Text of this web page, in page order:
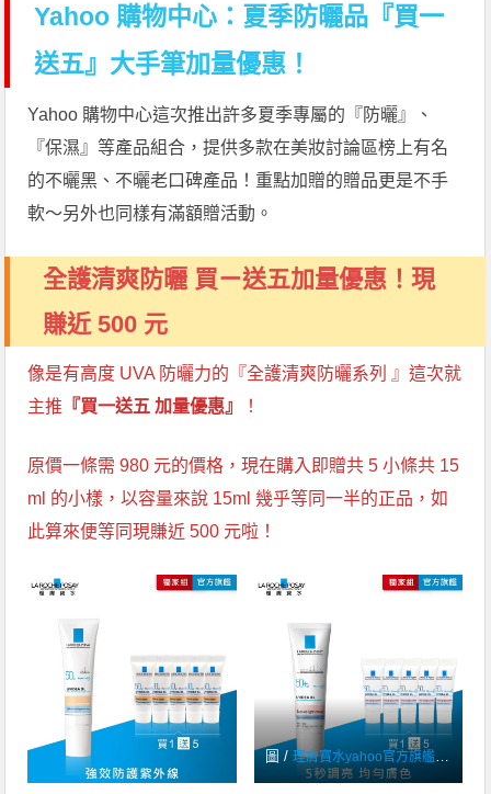
Yahoo 購物中心：夏季防曬品『買一
送五』大手筆加量優惠！
Yahoo 購物中心這次推出許多夏季專屬的『防曬』、
『保濕』等產品組合，提供多款在美妝討論區榜上有名
的不曬黑、不曬老口碑產品！重點加贈的贈品更是不手
軟～另外也同樣有滿額贈活動。
全護清爽防曬 買ㄧ送五加量優惠！現
賺近 500 元
像是有高度 UVA 防曬力的『全護清爽防曬系列 』這次就
主推 『買一送五 加量優惠』 ！
原價一條需 980 元的價格，現在購入即贈共 5 小條共 15
ml 的小樣，以容量來說 15ml 幾乎等同一半的正品，如
此算來便等同現賺近 500 元啦！
圖 / 理膚寶水yahoo官方旗艦館